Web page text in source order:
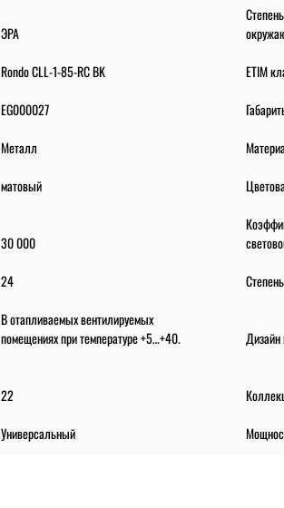
ЭРА
Rondo CLL-1-85-RC BK ETIM
EG000027
Металл
матовый
30 000
24
В отапливаемых вентилируемых
помещениях при температуре +5…+40.
Дизайн
22
Универсальный